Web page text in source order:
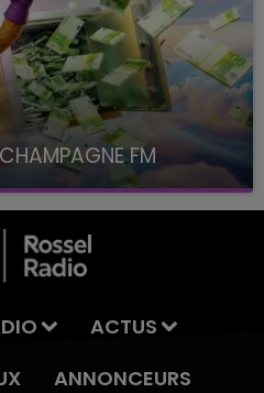
FM
FM, à 8H10
ACTUS
ANNONCEURS